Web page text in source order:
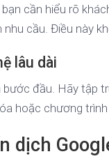
cần hiểu rõ
cầu. Điều này
lâu dài
đầu. Hãy tập
hoặc chương
dịch